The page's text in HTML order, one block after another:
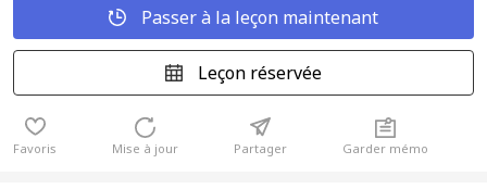
Passer à la leçon maintenant
Leçon réservée
Favoris Mise à jour Partager Garder mémo